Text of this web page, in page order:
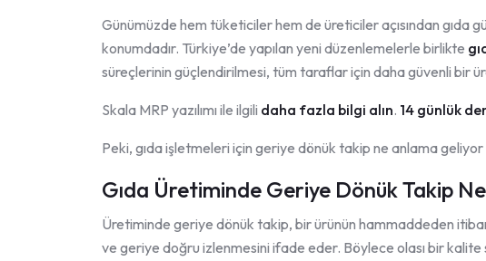
Günümüzde hem tüketiciler hem de üreticiler açısından gıda
konumdadır. Türkiye’de yapılan yeni düzenlemelerle birlikte
süreçlerinin güçlendirilmesi, tüm taraflar için daha güvenli bir
Skala MRP yazılımı ile ilgili daha fazla bilgi alın. 14 günlük
Peki, gıda işletmeleri için geriye dönük takip ne anlama
Gıda Üretiminde Geriye Dönük Takip
Üretiminde geriye dönük takip, bir ürünün hammaddeden
ve geriye doğru izlenmesini ifade eder. Böylece olası bir